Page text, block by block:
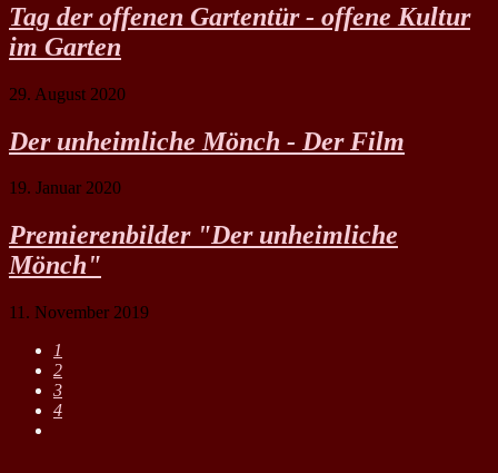
Tag der offenen Gartentür - offene Kultur
im Garten
29. August 2020
Der unheimliche Mönch - Der Film
19. Januar 2020
Premierenbilder "Der unheimliche
Mönch"
11. November 2019
1
2
3
4